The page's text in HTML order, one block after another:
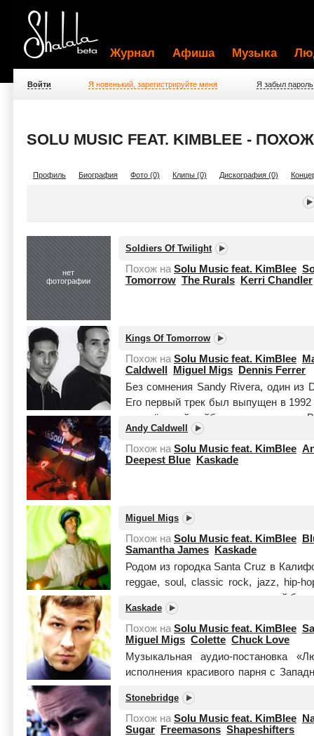
Журнал Афиша Музыка
Войти Я новенький, зарегистрируйте меня Я забыл пароль
SOLU MUSIC FEAT. KIMBLEE -
Профиль Биография Фото (0) Клипы (0) Дискография (0)
нет
фотографии
Soldiers Of Twilight
Похож на Solu Music feat. KimBlee
Tomorrow The Rurals Kerri Chandler
Kings Of Tomorrow
Похож на Solu Music feat. KimBlee
Caldwell
Miguel Migs
Dennis Ferrer
Без сомнения Sandy Rivera, один из
Его первый трек был выпущен в 1992
создаёт свой лейбл, под названием
Andy Caldwell
Похож на Solu Music feat. KimBlee
Deepest Blue
Kaskade
Miguel Migs
Похож на Solu Music feat. KimBlee
Samantha James
Kaskade
Родом из городка Santa Cruz в
reggae, soul, classic rock, jazz, hip-
гитарист и автор песен в местной
целиком
Kaskade
Похож на Solu Music feat. KimBlee
Miguel Migs Colette Chuck Love
Музыкальная аудио-постановка
исполнения красивого парня с
выстраивает в к...
Stonebridge
Похож на Solu Music feat. KimBlee
Sugar
Freemasons Shapeshifters